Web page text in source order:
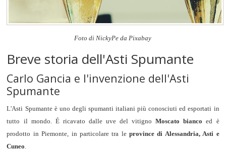
Foto di NickyPe da Pixabay
Breve storia dell'Asti Spumante
Carlo Gancia e l'invenzione dell'Asti
Spumante
L'Asti Spumante è uno degli spumanti italiani più conosciuti ed esportati in
tutto il mondo. É ricavato dalle uve del vitignoMoscato bianco ed è
prodotto in Piemonte, in particolare tra leprovince di Alessandria, Asti e
Cuneo.